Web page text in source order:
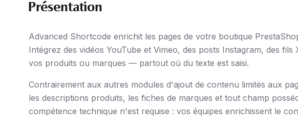
Présentation
Advanced Shortcode enrichit les pages de votre boutique
Intégrez des vidéos YouTube et Vimeo, des posts Instagram, des
vos produits ou marques — partout où du texte est saisi.
Contrairement aux autres modules d'ajout de contenu limités aux
les descriptions produits, les fiches de marques et tout champ
compétence technique n'est requise : vos équipes enrichissent le